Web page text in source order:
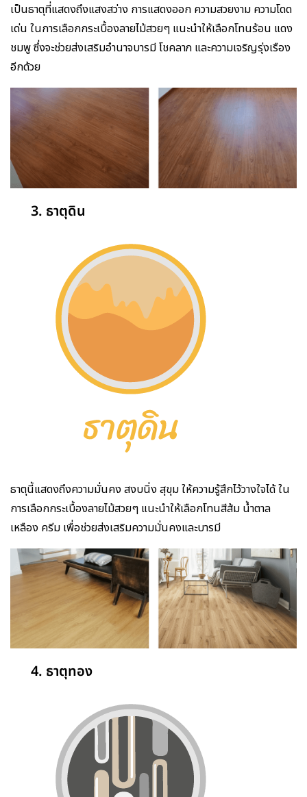
เป็นธาตุที่แสดงถึงแสงสว่าง การแสดงออก ความสวยงาม ความโดด
เด่น ในการเลือกกระเบื้องลายไม้สวยๆ แนะนำให้เลือกโทนร้อน แดง
ชมพู ซึ่งจะช่วยส่งเสริมอำนาจบารมี โชคลาภ และความเจริญรุ่งเรือง
อีกด้วย
3. ธาตุดิน
ธาตุนี้แสดงถึงความมั่นคง สงบนิ่ง สุขุม ให้ความรู้สึกไว้วางใจได้ ใน
การเลือกกระเบื้องลายไม้สวยๆ แนะนำให้เลือกโทนสีส้ม น้ำตาล
เหลือง ครีม เพื่อช่วยส่งเสริมความมั่นคงและบารมี
4. ธาตุทอง